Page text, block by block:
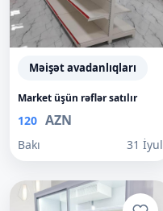
Məişət avadanlıqları
Market üşün rəflər satılır
120 AZN
Bakı 31 İyul